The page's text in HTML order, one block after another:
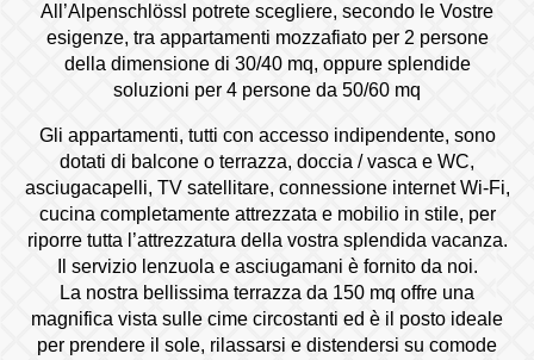
All’Alpenschlössl potrete scegliere, secondo le Vostre
esigenze, tra appartamenti mozzafiato per 2 persone
della dimensione di 30/40 mq, oppure splendide
soluzioni per 4 persone da 50/60 mq
Gli appartamenti, tutti con accesso indipendente, sono
dotati di balcone o terrazza, doccia / vasca e WC,
asciugacapelli, TV satellitare, connessione internet Wi-Fi,
cucina completamente attrezzata e mobilio in stile, per
riporre tutta l’attrezzatura della vostra splendida vacanza.
Il servizio lenzuola e asciugamani è fornito da noi.
La nostra bellissima terrazza da 150 mq offre una
magnifica vista sulle cime circostanti ed è il posto ideale
per prendere il sole, rilassarsi e distendersi su comode